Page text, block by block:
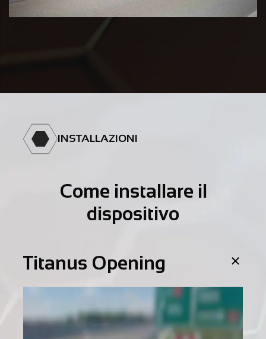
INSTALLAZIONI
Come installare il
dispositivo
Titanus Opening